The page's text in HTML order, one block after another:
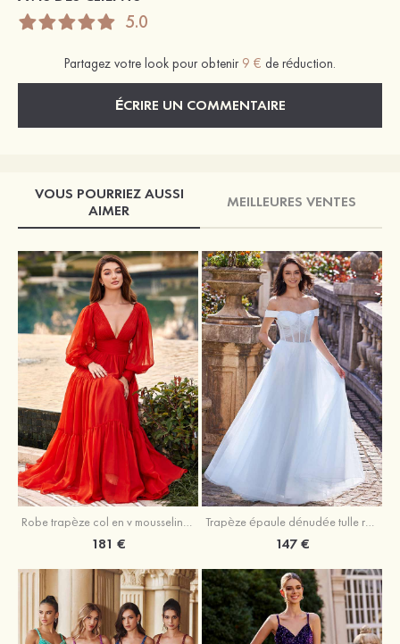
5.0
Partagez votre look pour obtenir 9 € de réduction.
ÉCRIRE UN COMMENTAIRE
VOUS POURRIEZ AUSSI
AIMER
MEILLEURES VENTES
Robe trapèze col en v mousseline ras du sol robe de bal
181 €
Trapèze épaule dénudée tulle ras du sol robe de bal
147 €